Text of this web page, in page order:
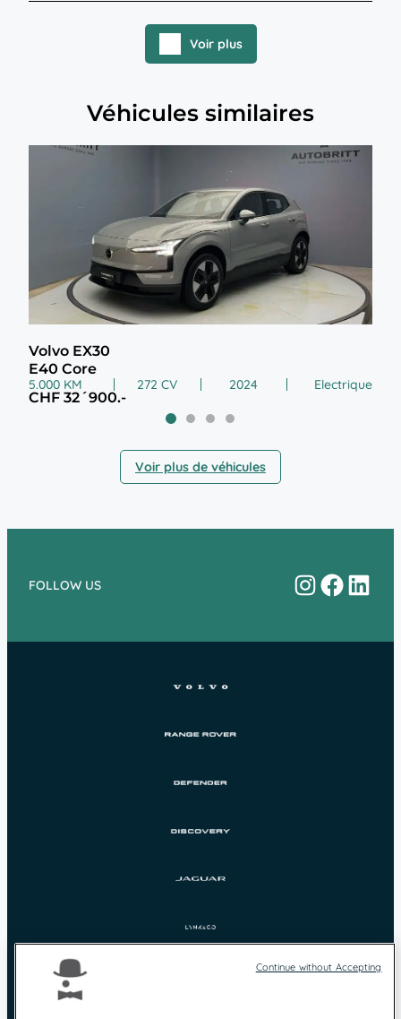
Voir plus
Véhicules similaires
Volvo EX30
E40 Core
5.000 KM 272 CV 2024 Electrique
CHF 32´900.-
Voir plus de véhicules
FOLLOW US Instagram
Continue without Accepting